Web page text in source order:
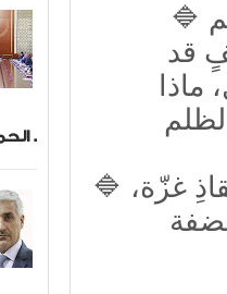
🔷 كلُّنا شاهدنا الصور التي يظهرُ فيها الأطفالُ وهم
قد
🔷 دعونا ومازلنا إلى عملٍ عربيٍّ جادٍّ ومسؤولٍ لإنقاذِ غزّة،
الحماية الاجتماعية .